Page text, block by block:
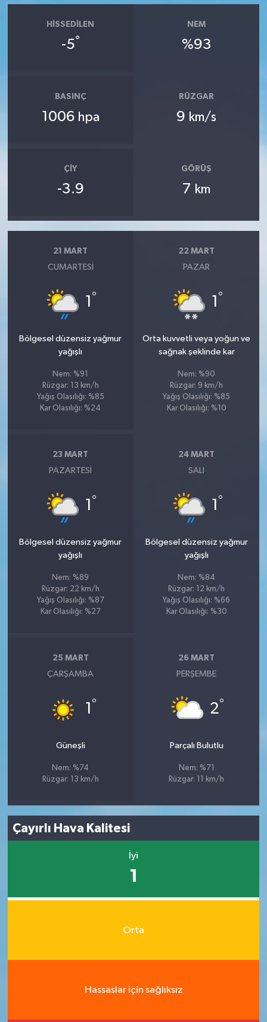
HISSEDILEN
-5°
NEM
%93
BASINÇ
1006 hpa
RÜZGAR
9 km/s
ÇIY
-3.9
GÖRÜŞ
7 km
21 MART
CUMARTESI
1 °
Bölgesel düzensiz yağmur
yağışlı
Nem: %91
Rüzgar: 13 km/h
Yağış Olasılığı: %85
Kar Olasılığı: %24
22 MART
PAZAR
1 °
Orta kuvvetli veya yoğun ve
sağnak şeklinde kar
Nem: %90
Rüzgar: 9 km/h
Yağış Olasılığı: %85
Kar Olasılığı: %10
23 MART
PAZARTESI
1 °
Bölgesel düzensiz yağmur
yağışlı
Nem: %89
Rüzgar: 22 km/h
Yağış Olasılığı: %87
Kar Olasılığı: %27
24 MART
SALI
1 °
Bölgesel düzensiz yağmur
yağışlı
Nem: %84
Rüzgar: 12 km/h
Yağış Olasılığı: %66
Kar Olasılığı: %30
25 MART
ÇARŞAMBA
1 °
Güneşli
Nem: %74
Rüzgar: 13 km/h
26 MART
PERŞEMBE
2°
Parçalı Bulutlu
Nem: %71
Rüzgar: 11 km/h
Çayırlı Hava Kalitesi
İyi
1
Orta
Hassaslar için sağlıksız